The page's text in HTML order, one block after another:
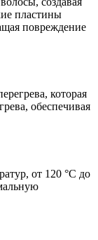
пластины
повреждение
которая
обеспечивая
от 120 °C до